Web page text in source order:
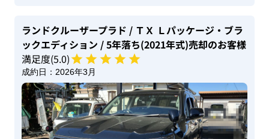
ランドクルーザープラド / ＴＸ Ｌパッケージ・ブラ
ックエディション / 5年落ち(2021年式)売却のお客様
満足度(5.0)
成約日： 2026年3月